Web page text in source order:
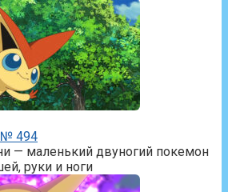
№ 494
— маленький двуногий покемон
руки и ноги